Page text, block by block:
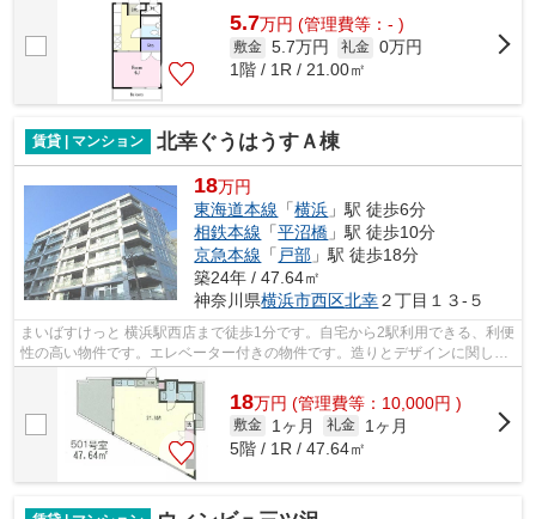
5.7万円 (管理費等：- )
敷金 5.7万円 礼金 0万円
1階 / 1R / 21.00㎡
賃貸 | マンション 北幸ぐうはうすＡ棟
18万円
東海道本線 「横浜 」駅 徒歩6分
相鉄本線 「平沼橋 」駅 徒歩10分
京急本線 「 戸部 」駅 徒歩18分
築24年 / 47.64㎡
神奈川県横浜市西区北幸２丁目１３-５
まいばすけっと 横浜駅西店まで徒歩1分です。自宅から2駅利用できる、利便
性の高い物件です。エレベーター付きの物件です。造りとデザインに関し
て、自信をもって情報を提供できるマン...
18万円 (管理費等：10,000円 )
敷金 1ヶ月 礼金
1ヶ月
5階 / 1R / 47.64㎡